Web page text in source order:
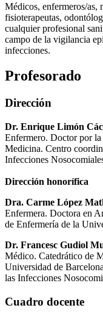
Médicos, enfermeros/as,
fisioterapeutas,
cualquier profesional
campo de la vigilancia
infecciones.
Profesorado
Dirección
Dr. Enrique Limón
Enfermero. Doctor por
Medicina. Centro
Infecciones
Dirección honorífica
Dra. Carme López
Enfermera. Doctora en
de Enfermería de la
Dr. Francesc Gudiol
Médico. Catedrático de
Universidad de
las Infecciones
Cuadro docente